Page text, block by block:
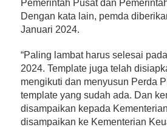
Pemerintah Pusat dan
Dengan kata lain, pemda
Januari 2024.
“Paling lambat harus selesai
2024. Template juga telah
mengikuti dan menyusun Perda
template yang sudah ada. Dan
disampaikan kepada
disampaikan ke Kementerian